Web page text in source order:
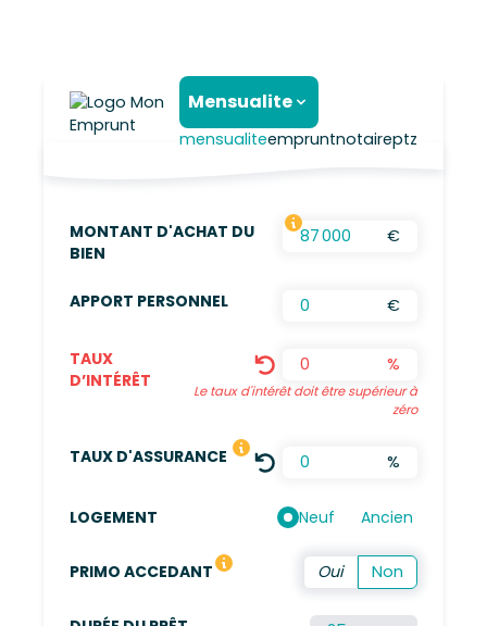
Mensualite
mensualiteempruntnotaireptz
MONTANT D'ACHAT DU
BIEN
€
APPORT PERSONNEL €
TAUX
D’INTÉRÊT
%
Le taux d'intérêt doit être supérieur à
zéro
TAUX D'ASSURANCE LE TAUX DÉFINI EST UNE
%
LOGEMENT Neuf Ancien
PRIMO ACCEDANT
Vous n'avez pas été propriétaire de votre résidence